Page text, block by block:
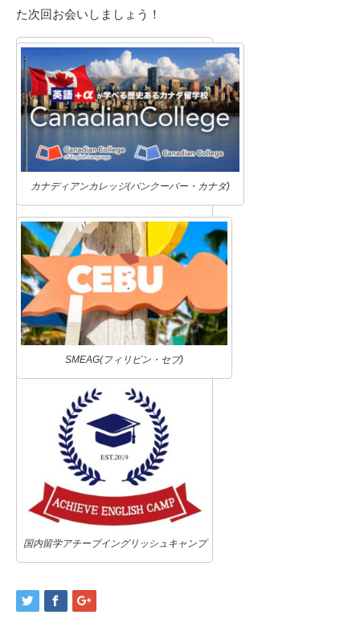
た次回お会いしましょう！
カナディアンカレッジ(バンクーバー・カナダ)
SMEAG(フィリピン・セブ)
国内留学アチーブイングリッシュキャンプ